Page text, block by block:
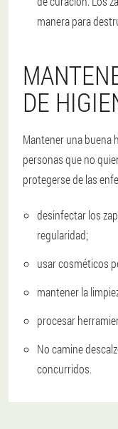
manera para
DE
Mantener una buena
personas que no
protegerse de las
desinfectar los
regularidad;
usar cosméticos
mantener la
procesar
No camine
concurridos.